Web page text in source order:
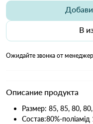
В
Ожидайте звонка от
Описание продукта
Размер: 85, 85, 80,
Состав:80%-